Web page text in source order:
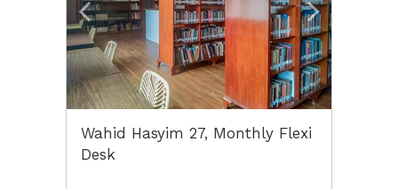
Wahid Hasyim 27, Monthly Flexi
Desk